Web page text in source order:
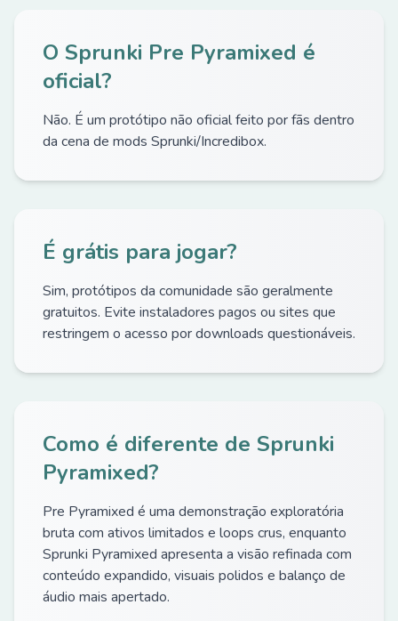
O Sprunki Pre Pyramixed é
oficial?
Não. É um protótipo não oficial feito por fãs dentro
da cena de mods Sprunki/Incredibox.
É grátis para jogar?
Sim, protótipos da comunidade são geralmente
gratuitos. Evite instaladores pagos ou sites que
restringem o acesso por downloads questionáveis.
Como é diferente de Sprunki
Pyramixed?
Pre Pyramixed é uma demonstração exploratória
bruta com ativos limitados e loops crus, enquanto
Sprunki Pyramixed apresenta a visão refinada com
conteúdo expandido, visuais polidos e balanço de
áudio mais apertado.